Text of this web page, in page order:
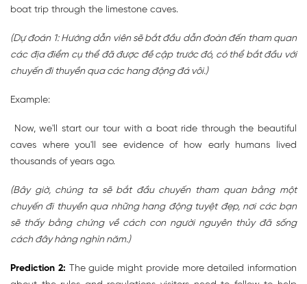
boat trip through the limestone caves.
(Dự đoán 1: Hướng dẫn viên sẽ bắt đầu dẫn đoàn đến tham quan
các địa điểm cụ thể đã được đề cập trước đó, có thể bắt đầu với
chuyến đi thuyền qua các hang động đá vôi.)
Example:
Now, we'll start our tour with a boat ride through the beautiful
caves where you'll see evidence of how early humans lived
thousands of years ago.
(Bây giờ, chúng ta sẽ bắt đầu chuyến tham quan bằng một
chuyến đi thuyền qua những hang động tuyệt đẹp, nơi các bạn
sẽ thấy bằng chứng về cách con người nguyên thủy đã sống
cách đây hàng nghìn năm.)
Prediction 2: The guide might provide more detailed information